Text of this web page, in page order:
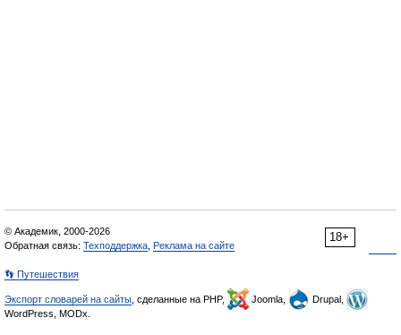
18+
© Академик, 2000-2026
Обратная связь: Техподдержка Реклама на сайте
👣 Путешествия
Экспорт словарей на сайты , сделанные на PHP, Joomla,
Drupal,
WordPress, MODx.